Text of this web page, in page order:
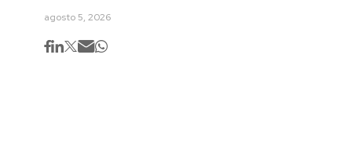
agosto 5, 2026